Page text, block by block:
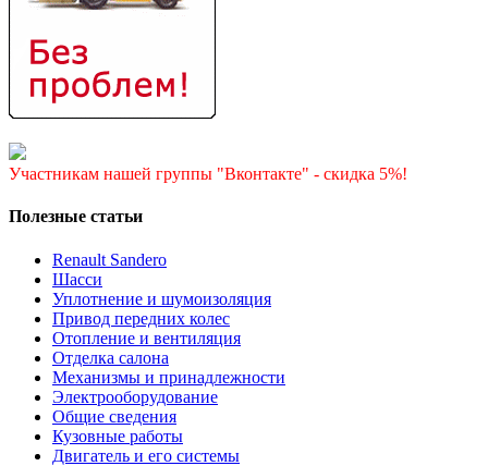
Участникам нашей группы "Вконтакте" - скидка 5%!
Полезные статьи
Renault Sandero
Шасси
Уплотнение и шумоизоляция
Привод передних колес
Отопление и вентиляция
Отделка салона
Механизмы и принадлежности
Электрооборудование
Общие сведения
Кузовные работы
Двигатель и его системы